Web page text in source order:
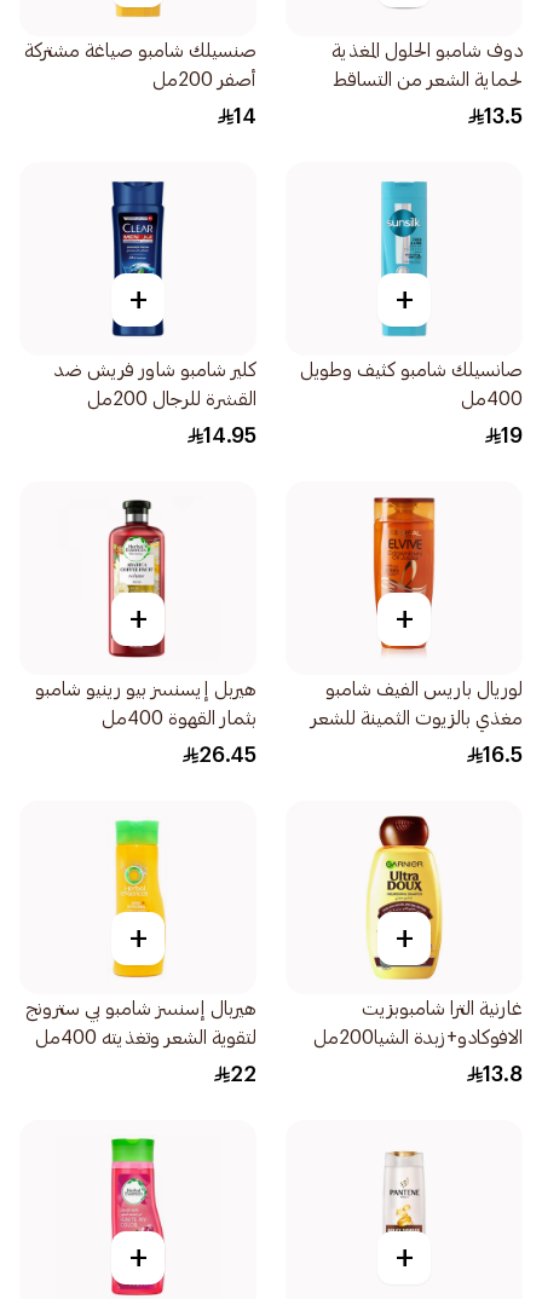
دوف شامبو الحلول المغذية
لحماية الشعر من التساقط
190مل
13.5
صنسيلك شامبو صياغة مشتركة
أصفر 200مل
14
+
صانسيلك شامبو كثيف وطويل
400مل
19
+
كلير شامبو شاور فريش ضد
القشرة للرجال 200مل
14.95
+
لوريال باريس الفيف شامبو
مغذي بالزيوت الثمينة للشعر
العادي والجاف 200مل
16.5
+
هيربل إيسنسز بيو رينيو شامبو
بثمار القهوة 400مل
26.45
+
غارنية الترا شامبوبزيت
الافوكادو+زبدة الشيا200مل
13.8
+
هيربال إسنسز شامبو بي سترونج
لتقوية الشعر وتغذيته 400مل
22
+
+